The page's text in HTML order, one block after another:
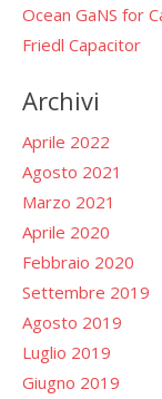
Ocean GaNS for
Friedl Capacitor
Archivi
Aprile 2022
Agosto 2021
Marzo 2021
Aprile 2020
Febbraio 2020
Settembre 2019
Agosto 2019
Luglio 2019
Giugno 2019